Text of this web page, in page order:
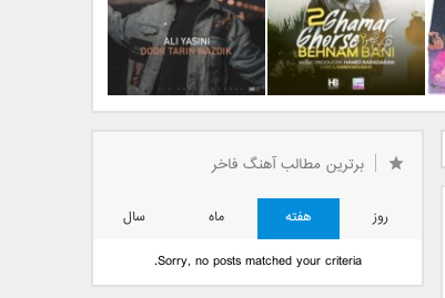
بانی بنام قرص قمر 2
یاسینی بنام دورترین نزدیک
برترین مطالب آهنگ فاخر
روز هفته ماه
سال
Sorry, no posts matched your criteria.